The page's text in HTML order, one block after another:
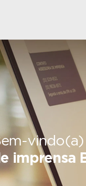
vindo(a)
imprensa